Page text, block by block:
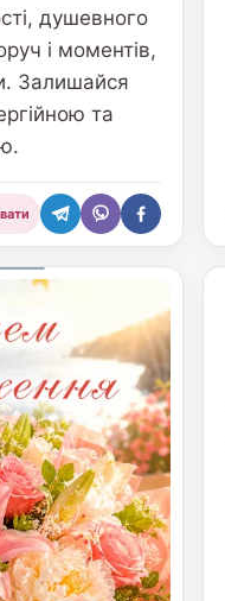
душевного
і моментів,
Залишайся
та